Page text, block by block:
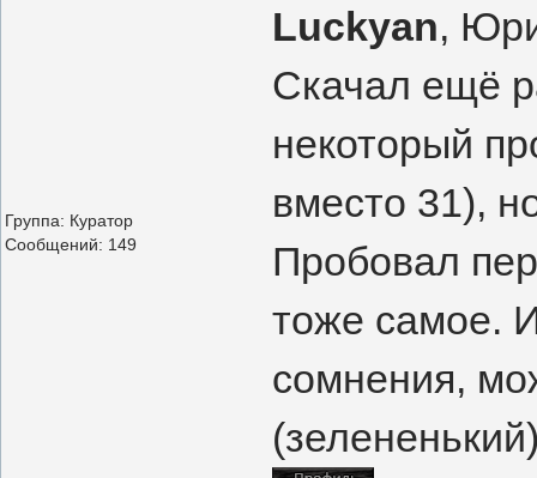
Группа: Куратор
Сообщений: 149
Luckyan,
Скачал ещё
некоторый
вместо 31),
Пробовал
тоже самое.
сомнения,